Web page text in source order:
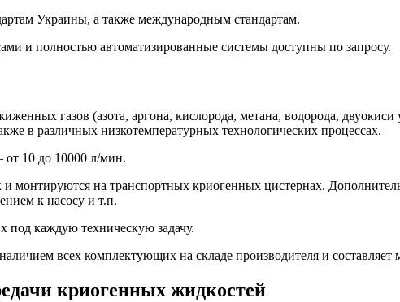
Украины, а также международным стандартам.
и полностью автоматизированные системы доступны по запросу.
газов (азота, аргона, кислорода, метана, водорода,
в различных низкотемпературных технологических процессах.
10 до 10000 л/мин.
монтируются на транспортных криогенных цистернах.
к насосу и т.п.
каждую техническую задачу.
всех комплектующих на складе производителя и составляет
криогенных жидкостей